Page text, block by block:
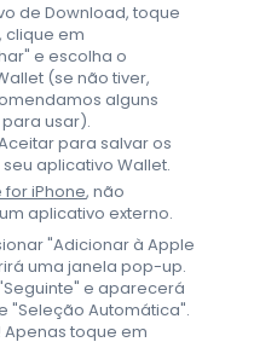
de Download, toque
clique em
e escolha o
(se não tiver,
alguns
usar).
para salvar os
aplicativo Wallet.
for iPhone, não
aplicativo externo.
"Adicionar à Apple
uma janela pop-up.
e aparecerá
"Seleção Automática".
toque em